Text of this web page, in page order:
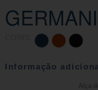
Informação
Alça